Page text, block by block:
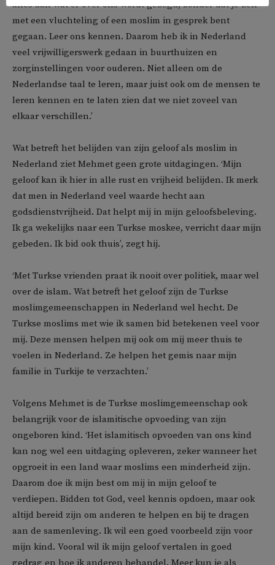
alles aan wat er over ons wordt gezegd, zonder dat je zelf
met een vluchteling of een moslim in gesprek bent
gegaan. Leer ons kennen. Daarom heb ik in Nederland
veel vrijwilligerswerk gedaan in buurthuizen en
zorginstellingen voor ouderen. Niet alleen om de
Nederlandse taal te leren, maar juist ook om de mensen te
leren kennen en te laten zien dat we niet zoveel van
elkaar verschillen.’
Wat betreft het belijden van zijn geloof als moslim in
Nederland ziet Mehmet geen grote uitdagingen. ‘Mijn
geloof kan ik hier in alle rust en vrijheid belijden. Ik merk
dat men in Nederland veel waarde hecht aan
godsdienstvrijheid. Dat helpt mij in mijn geloofsbeleving.
Ik ga wekelijks naar een Turkse moskee, verricht daar mijn
gebeden. Ik bid ook thuis’, zegt hij.
‘Met Turkse vrienden praat ik nooit over politiek, maar wel
over de islam. Wat betreft het geloof zijn de Turkse
moslimgemeenschappen in Nederland wel hecht. De
Turkse moslims met wie ik samen bid betekenen veel voor
mij. Deze mensen helpen mij ook om mij meer thuis te
voelen in Nederland. Ze helpen het gemis naar mijn
familie in Turkije te verzachten.’
Volgens Mehmet is de Turkse moslimgemeenschap ook
belangrijk voor de islamitische opvoeding van zijn
ongeboren kind. ‘Het islamitisch opvoeden van ons kind
kan nog wel een uitdaging opleveren, zeker wanneer het
opgroeit in een land waar moslims een minderheid zijn.
Daarom doe ik mijn best om mij in mijn geloof te
verdiepen. Bidden tot God, veel kennis opdoen, maar ook
altijd bereid zijn om anderen te helpen en bij te dragen
aan de samenleving. Ik wil een goed voorbeeld zijn voor
mijn kind. Vooral wil ik mijn geloof vertalen in goed